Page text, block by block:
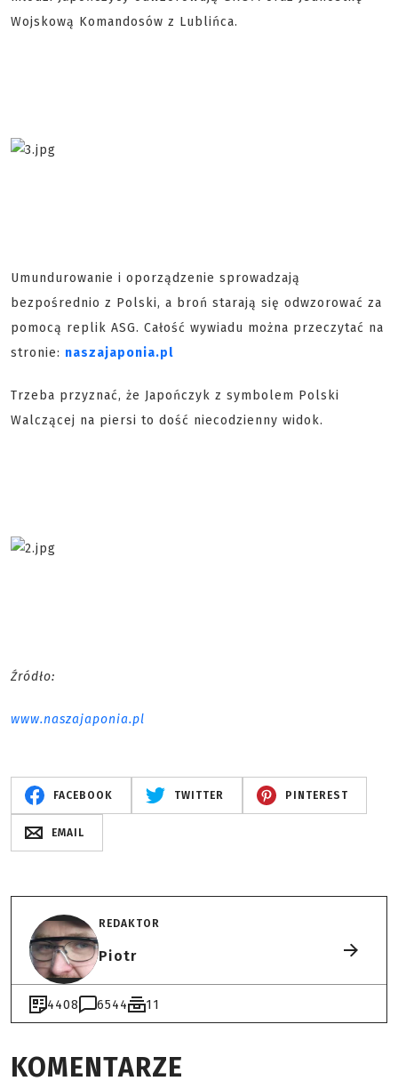
Wojskową Komandosów z Lublińca.
Umundurowanie i oporządzenie sprowadzają
bezpośrednio z Polski, a broń starają się odwzorować za
pomocą replik ASG. Całość wywiadu można przeczytać na
stronie: naszajaponia.pl
Trzeba przyznać, że Japończyk z symbolem Polski
Walczącej na piersi to dość niecodzienny widok.
Źródło:
www.naszajaponia.pl
FACEBOOK TWITTER PINTEREST
EMAIL
REDAKTOR
Piotr
4408 6544 11
KOMENTARZE